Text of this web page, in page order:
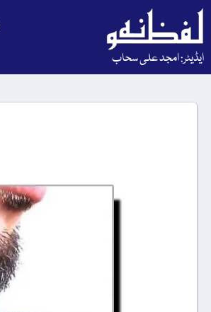
ایڈیٹر: امجد علی سحاب